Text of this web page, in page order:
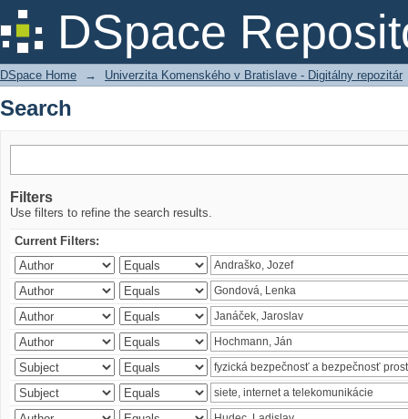
DSpace
Search
DSpace Home → Univerzita Komenského v Bratislave - Digitálny repozitár
Search
Filters
Use filters to refine the search results.
Current Filters: